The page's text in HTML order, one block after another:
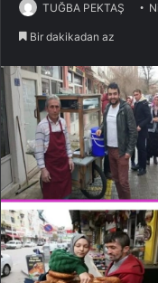
TUĞBA PEKTAŞ
Bir dakikadan az